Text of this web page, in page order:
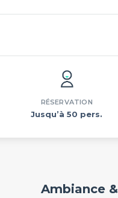
RÉSERVATION
Jusqu’à 50 pers.
Ambiance